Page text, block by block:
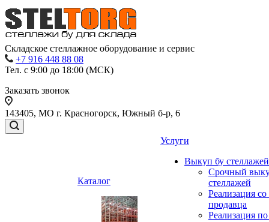
Складское стеллажное оборудование и сервис
+7 916 448 88 08
Тел. с 9:00 до 18:00 (МСК)
Заказать звонок
143405, МО г. Красногорск, Южный б-р, 6
Каталог
Услуги
Выкуп бу стеллажей
Срочный
стеллажей
Реализация со
продавца
Реализация